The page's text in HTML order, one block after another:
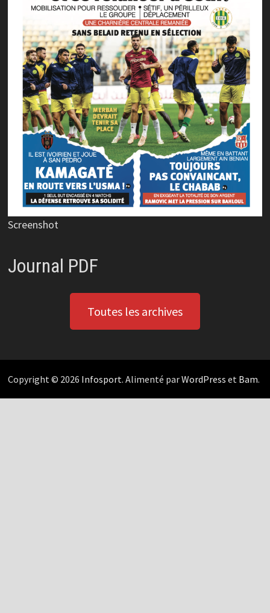
Screenshot
Journal PDF
Toutes les archives
Copyright © 2026 Infosport. Alimenté parWordPress et Bam.